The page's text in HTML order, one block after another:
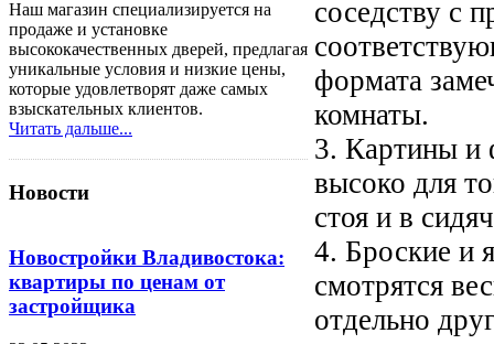
Наш магазин специализируется на
продаже и установке
высококачественных дверей, предлагая
уникальные условия и низкие цены,
которые удовлетворят даже самых
взыскательных клиентов.
Читать дальше...
Новости
Новостройки Владивостока:
квартиры по ценам от
застройщика
соседству с
формата
комнаты.
3. Картины и
высоко для
стоя и в
4. Броские и
смотрятся
отдельно